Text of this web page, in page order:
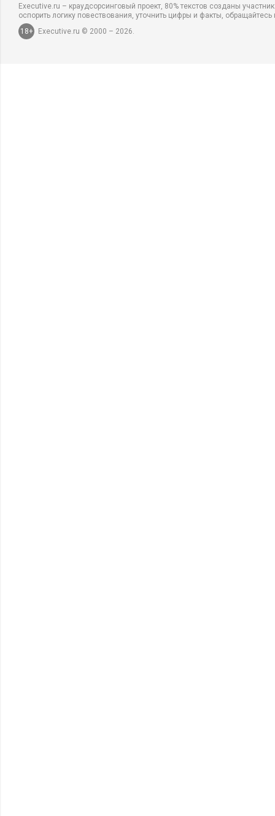
Executive.ru – краудсорсинговый проект, 80% текстов созданы
оспорить логику повествования, уточнить цифры и факты,
18+
Executive.ru © 2000 – 2026.